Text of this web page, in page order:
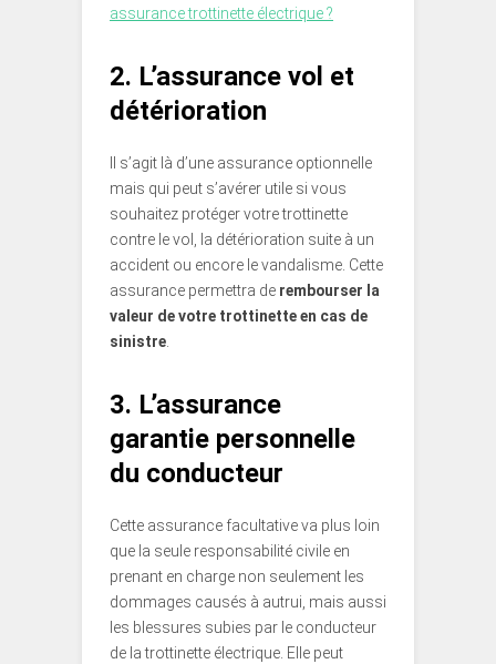
assurance trottinette électrique ?
2. L’assurance vol et
détérioration
Il s’agit là d’une assurance optionnelle
mais qui peut s’avérer utile si vous
souhaitez protéger votre trottinette
contre le vol, la détérioration suite à un
accident ou encore le vandalisme. Cette
assurance permettra de rembourser la
valeur de votre trottinette en cas de
sinistre.
3. L’assurance
garantie personnelle
du conducteur
Cette assurance facultative va plus loin
que la seule responsabilité civile en
prenant en charge non seulement les
dommages causés à autrui, mais aussi
les blessures subies par le conducteur
de la trottinette électrique. Elle peut